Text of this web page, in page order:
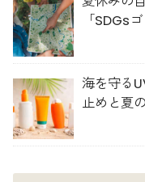
「SDGs
海を守る
止めと夏